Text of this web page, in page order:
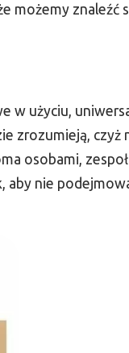
możemy znaleźć
w użyciu,
zrozumieją, czyż
osobami,
nie